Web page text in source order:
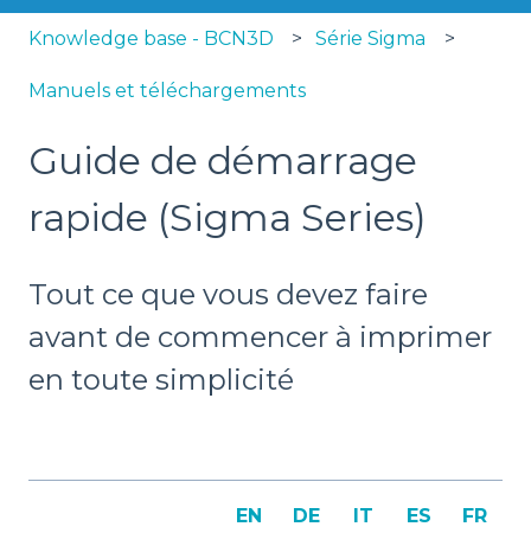
Knowledge base - BCN3D Série Sigma
Manuels et téléchargements
Guide de démarrage
rapide (Sigma Series)
Tout ce que vous devez faire
avant de commencer à imprimer
en toute simplicité
EN DE IT ES FR